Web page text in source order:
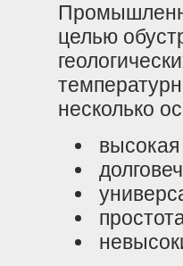
целью
несколько
высокая